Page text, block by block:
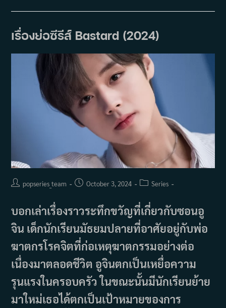
Next
บอก
ลา
ซี
ที่
กำลัง
จะ
จบ
พร้อม
ส
ปอย
ตอน
เรื่องย่อซีรีส์ Bastard (2024)
Postpopseries_team
PostOctober 3, 2024
PostSeries
บอกเล่าเรื่องราวระทึกขวัญที่เกี่ยวกับซอนอู
จิน เด็กนักเรียนมัธยมปลายที่อาศัยอยู่กับพ่อ
ฆาตกรโรคจิตที่ก่อเหตุฆาตกรรมอย่างต่อ
เนื่องมาตลอดชีวิต อูจินตกเป็นเหยื่อความ
รุนแรงในครอบครัว ในขณะนั้นมีนักเรียนย้าย
มาใหม่เธอได้ตกเป็นเป้าหมายของการ